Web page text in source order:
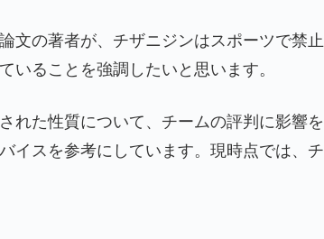
文の著者が、チザニジンはスポーツで禁止
いることを強調したいと思います。
れた性質について、チームの評判に影響を
イスを参考にしています。現時点では、チ